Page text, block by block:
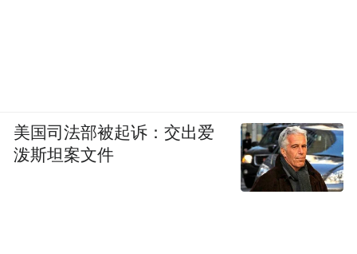
美国司法部被起诉：交出爱
泼斯坦案文件